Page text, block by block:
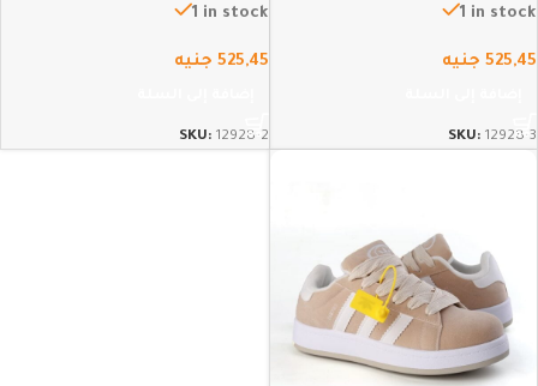
1 in stock
525,45 جنيه
SKU: 12928-3
1 in stock
525,45 جنيه
SKU: 12928-2